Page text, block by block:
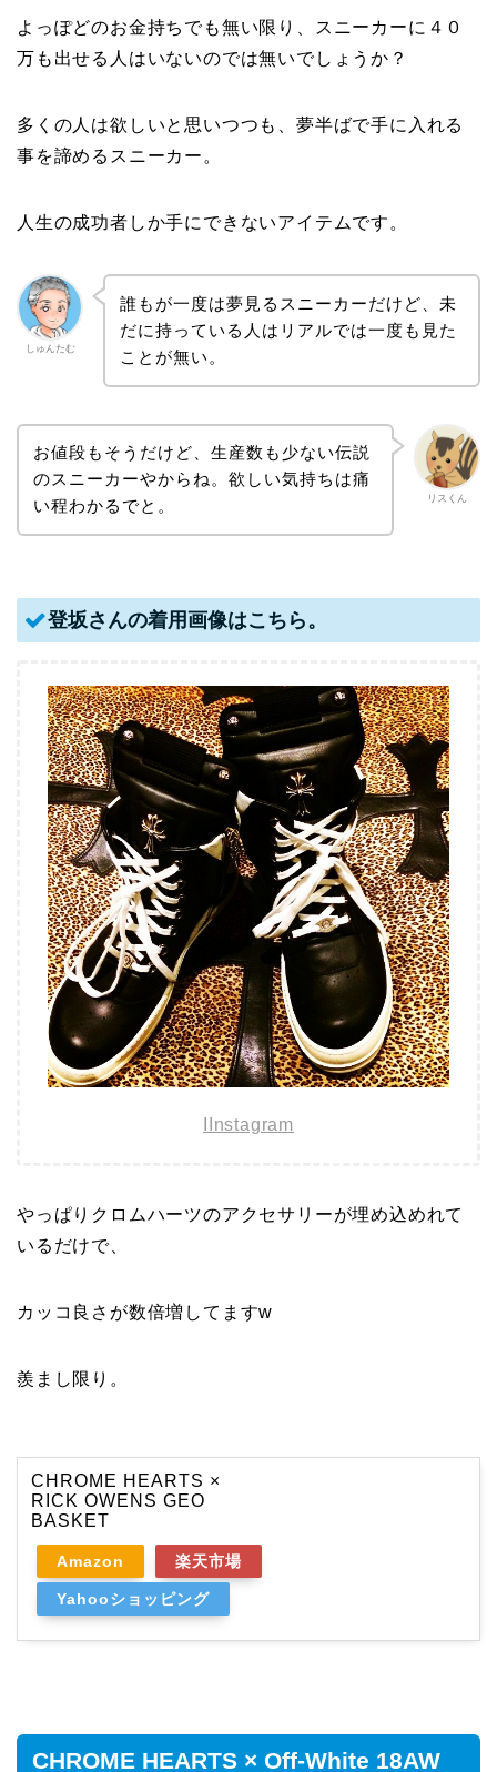
よっぽどのお金持ちでも無い限り、スニーカーに４０
万も出せる人はいないのでは無いでしょうか？
多くの人は欲しいと思いつつも、夢半ばで手に入れる
事を諦めるスニーカー。
人生の成功者しか手にできないアイテムです。
しゅんたむ
誰もが一度は夢見るスニーカーだけど、未
だに持っている人はリアルでは一度も見た
ことが無い。
リスくん
お値段もそうだけど、生産数も少ない伝説
のスニーカーやからね。欲しい気持ちは痛
い程わかるでと。
登坂さんの着用画像はこちら。
IInstagram
やっぱりクロムハーツのアクセサリーが埋め込めれて
いるだけで、
カッコ良さが数倍増してますw
羨まし限り。
CHROME HEARTS ×
RICK OWENS GEO
BASKET
Amazon 楽天市場
Yahooショッピング
CHROME HEARTS × Off-White 18AW